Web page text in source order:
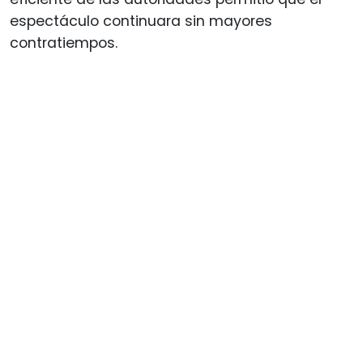
espectáculo continuara sin mayores
contratiempos.